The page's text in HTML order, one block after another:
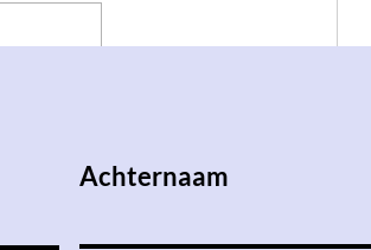
Achternaam